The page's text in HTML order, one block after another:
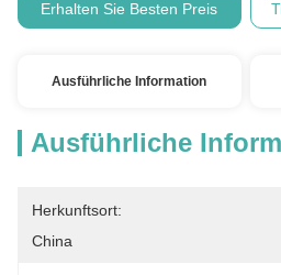
Erhalten Sie Besten Preis
Ausführliche Information
Ausführliche
Herkunftsort:
China